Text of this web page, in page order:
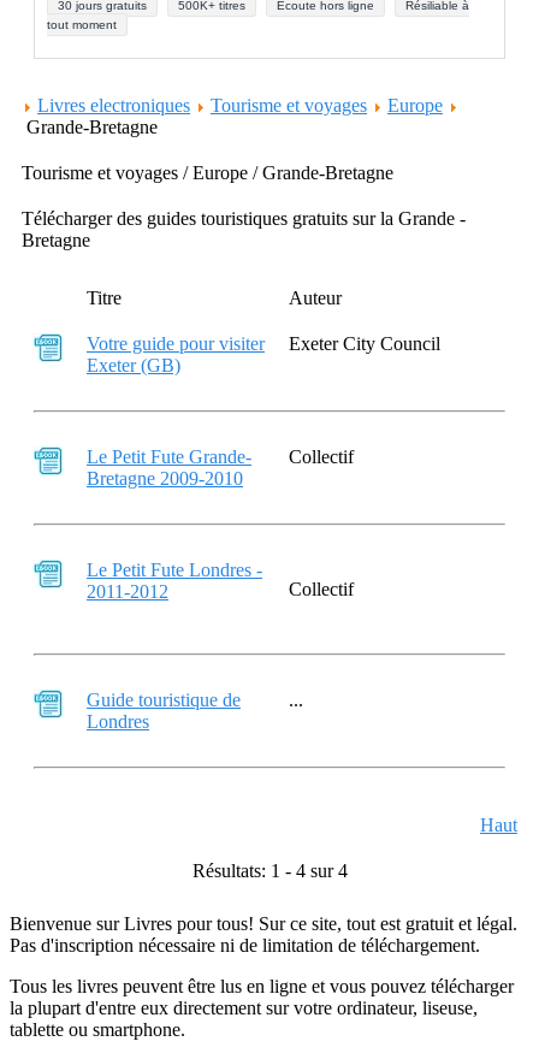
30 jours gratuits 500K+ titres Écoute hors ligne
Résiliable à
tout moment
Livres electroniques Tourisme et voyages
Europe
Grande-Bretagne
Tourisme et voyages / Europe / Grande-Bretagne
Télécharger des guides touristiques gratuits sur la Grande -
Bretagne
Titre Auteur
Votre guide pour visiter
Exeter (GB)
Exeter City Council
Le Petit Fute Grande-
Bretagne 2009-2010
Collectif
Le Petit Fute Londres -
2011-2012
Collectif
Guide touristique de
Londres
...
Haut
Résultats: 1 - 4 sur 4
Bienvenue sur Livres pour tous! Sur ce site, tout est gratuit et légal.
Pas d'inscription nécessaire ni de limitation de téléchargement.
Tous les livres peuvent être lus en ligne et vous pouvez télécharger
la plupart d'entre eux directement sur votre ordinateur, liseuse,
tablette ou smartphone.